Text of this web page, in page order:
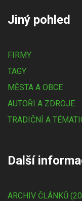
Jiný pohled
FIRMY
TAGY
MĚSTA A OBCE
AUTOŘI A ZDROJE
TRADIČNÍ A
Další
ARCHIV ČLÁNKŮ